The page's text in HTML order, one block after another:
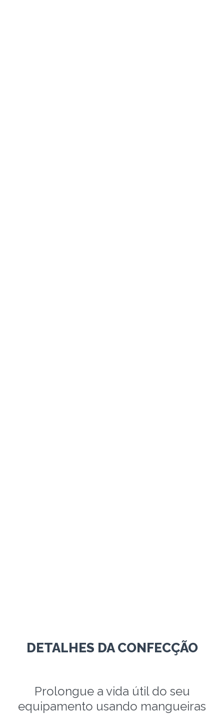
DETALHES DA CONFECÇÃO
Prolongue a vida útil do seu
equipamento usando mangueiras